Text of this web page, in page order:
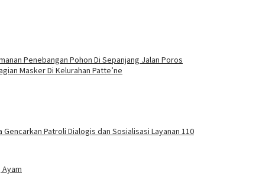
Penebangan Pohon Di Sepanjang Jalan Poros
Masker Di Kelurahan Patte’ne
Patroli Dialogis dan Sosialisasi Layanan 110